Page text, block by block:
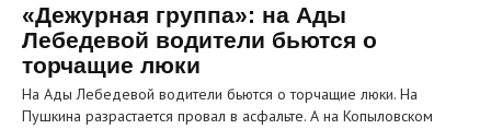
«Дежурная группа»: на Ады
Лебедевой водители бьются о
торчащие люки
На Ады Лебедевой водители бьются о торчащие люки. На
Пушкина разрастается провал в асфальте. А на Копыловском